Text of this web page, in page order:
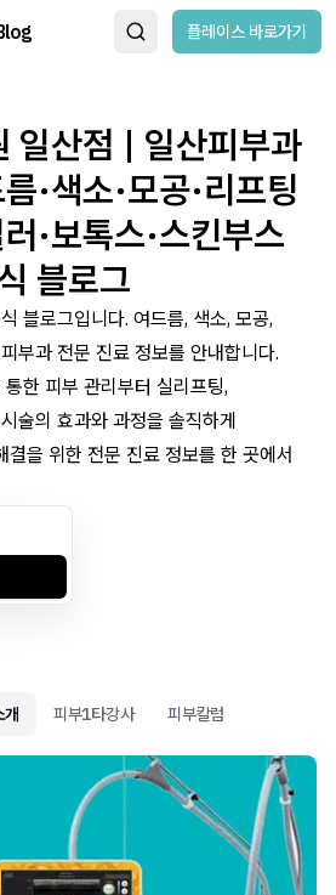
플레이스 바로가기
일산점 | 일산피부과
·색소·모공·리프팅
·보톡스·스킨부스
블로그
블로그입니다. 여드름, 색소, 모공,
부과 전문 진료 정보를 안내합니다.
한 피부 관리부터 실리프팅,
술의 효과와 과정을 솔직하게
결을 위한 전문 진료 정보를 한 곳에서
개 피부1타강사 피부칼럼